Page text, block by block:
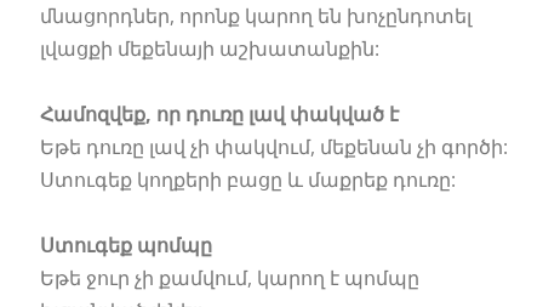
մնացորդներ, որոնք կարող են խոչընդոտել
լվացքի մեքենայի աշխատանքին:
Համոզվեք, որ դուռը լավ փակված է
Եթե դուռը լավ չի փակվում, մեքենան չի գործի:
Ստուգեք կողքերի բացը և մաքրեք դուռը:
Ստուգեք պոմպը
Եթե ջուր չի քամվում, կարող է պոմպը